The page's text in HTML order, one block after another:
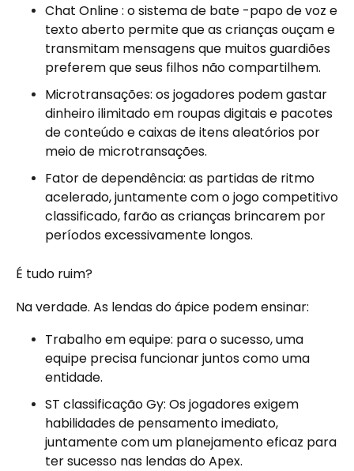
Chat Online : o sistema de bate -papo de voz e
texto aberto permite que as crianças ouçam e
transmitam mensagens que muitos guardiões
preferem que seus filhos não compartilhem.
Microtransações: os jogadores podem gastar
dinheiro ilimitado em roupas digitais e pacotes
de conteúdo e caixas de itens aleatórios por
meio de microtransações.
Fator de dependência: as partidas de ritmo
acelerado, juntamente com o jogo competitivo
classificado, farão as crianças brincarem por
períodos excessivamente longos.
É tudo ruim?
Na verdade. As lendas do ápice podem ensinar:
Trabalho em equipe: para o sucesso, uma
equipe precisa funcionar juntos como uma
entidade.
ST classificação Gy: Os jogadores exigem
habilidades de pensamento imediato,
juntamente com um planejamento eficaz para
ter sucesso nas lendas do Apex.